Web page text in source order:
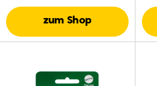
zum Shop